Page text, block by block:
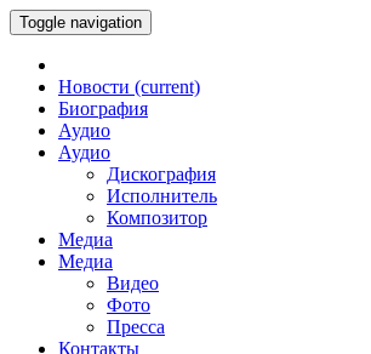
Toggle navigation
Новости (current)
Биография
Аудио
Аудио
Дискография
Исполнитель
Композитор
Медиа
Медиа
Видео
Фото
Пресса
Контакты